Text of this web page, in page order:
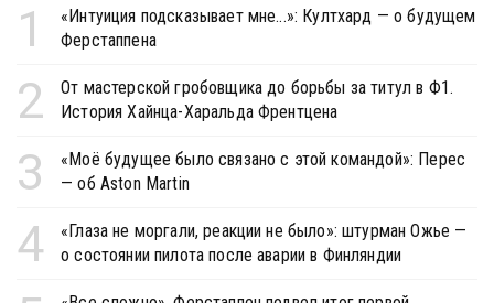
1
«Интуиция подсказывает мне...»: Култхард — о будущем
Ферстаппена
2
От мастерской гробовщика до борьбы за титул в Ф1.
История Хайнца-Харальда Френтцена
3
«Моё будущее было связано с этой командой»: Перес
— об Aston Martin
4
«Глаза не моргали, реакции не было»: штурман Ожье —
о состоянии пилота после аварии в Финляндии